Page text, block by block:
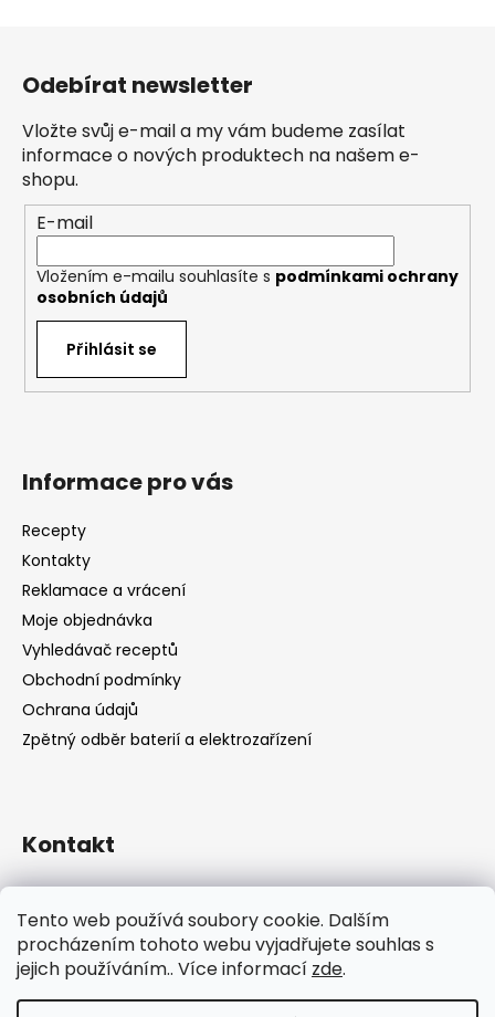
Tento web používá soubory cookie. Dalším
procházením tohoto webu vyjadřujete souhlas s
jejich používáním.. Více informací zde.
Odebírat newsletter
Vložte svůj e-mail a my vám budeme zasílat
informace o nových produktech na našem e-
shopu.
E-mail
Vložením e-mailu souhlasíte s podmínkami ochrany
osobních údajů
Přihlásit se
Informace pro vás
Recepty
Kontakty
Reklamace a vrácení
Moje objednávka
Vyhledávač receptů
Obchodní podmínky
Ochrana údajů
Zpětný odběr baterií a elektrozařízení
Kontakt